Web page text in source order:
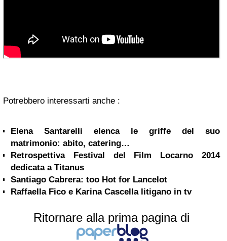
Potrebbero interessarti anche :
Elena Santarelli elenca le griffe del suo
matrimonio: abito, catering…
Retrospettiva Festival del Film Locarno 2014
dedicata a Titanus
Santiago Cabrera: too Hot for Lancelot
Raffaella Fico e Karina Cascella litigano in tv
Ritornare alla prima pagina di